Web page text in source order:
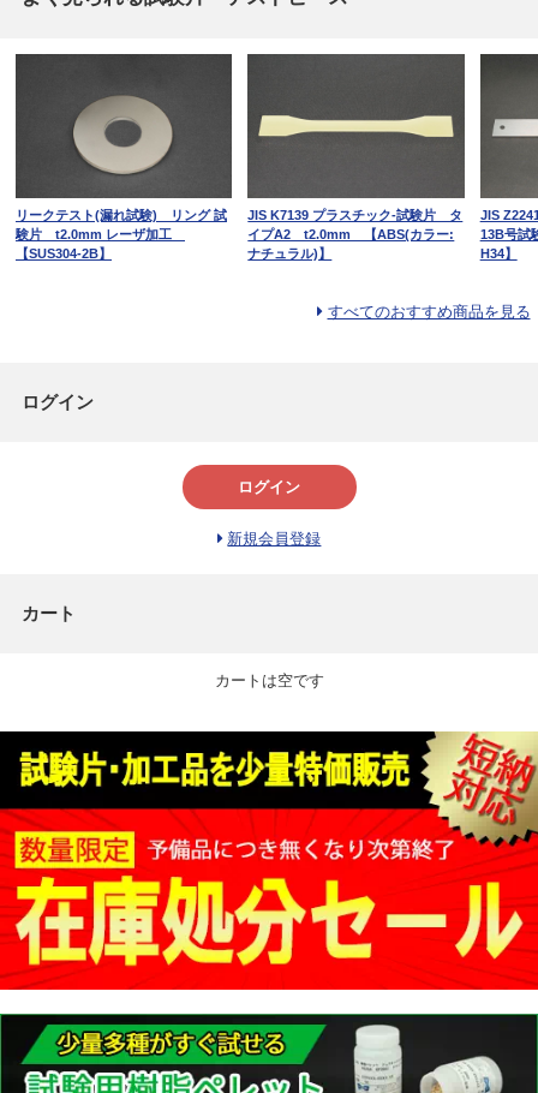
リークテスト(漏れ試験) リング 試
験片 t2.0mm レーザ加工
【SUS304-2B】
JIS K7139 プラスチック-試験片 タ
イプA2 t2.0mm 【ABS(カラー:
ナチュラル)】
JIS
13B号
H34】
すべてのおすすめ商品を見る
ログイン
ログイン
新規会員登録
カート
カートは空です